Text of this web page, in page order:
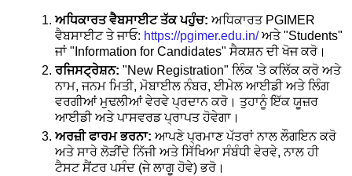
ਅਧਿਕਾਰਤ ਵੈਬਸਾਈਟ ਤੱਕ ਪਹੁੰਚ: ਅਧਿਕਾਰਤ PGIMER
ਵੈਬਸਾਈਟ ਤੇ ਜਾਓ: https://pgimer.edu.in/ਅਤੇ "Students"
ਜਾਂ "Information for Candidates" ਸੈਕਸ਼ਨ ਦੀ ਖੋਜ ਕਰੋ।
ਰਜਿਸਟ੍ਰੇਸ਼ਨ: "New Registration" ਲਿੰਕ 'ਤੇ ਕਲਿੱਕ ਕਰੋ ਅਤੇ
ਨਾਮ, ਜਨਮ ਮਿਤੀ, ਮੋਬਾਈਲ ਨੰਬਰ, ਈਮੇਲ ਆਈਡੀ ਅਤੇ ਲਿੰਗ
ਵਰਗੀਆਂ ਮੁਢਲੀਆਂ ਵੇਰਵੇ ਪ੍ਰਦਾਨ ਕਰੋ। ਤੁਹਾਨੂੰ ਇੱਕ ਯੂਜ਼ਰ
ਆਈਡੀ ਅਤੇ ਪਾਸਵਰਡ ਪ੍ਰਾਪਤ ਹੋਵੇਗਾ।
ਅਰਜ਼ੀ ਫਾਰਮ ਭਰਨਾ: ਆਪਣੇ ਪ੍ਰਮਾਣ ਪੱਤਰਾਂ ਨਾਲ ਲੌਗਇਨ ਕਰੋ
ਅਤੇ ਸਾਰੇ ਲੋੜੀਂਦੇ ਨਿੱਜੀ ਅਤੇ ਸਿੱਖਿਆ ਸੰਬੰਧੀ ਵੇਰਵੇ, ਨਾਲ ਹੀ
ਟੈਸਟ ਸੈਂਟਰ ਪਸੰਦ (ਜੇ ਲਾਗੂ ਹੋਵੇ) ਭਰੋ।